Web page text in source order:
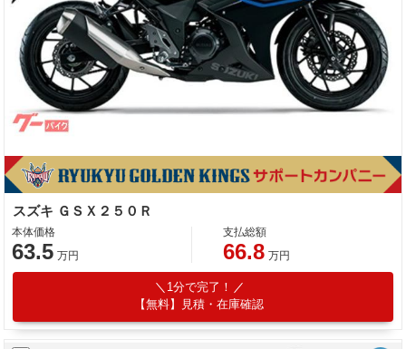
スズキ ＧＳＸ２５０Ｒ
本体価格
63.5 万円
支払総額
66.8 万円
1分で完了！
【無料】見積・在庫確認